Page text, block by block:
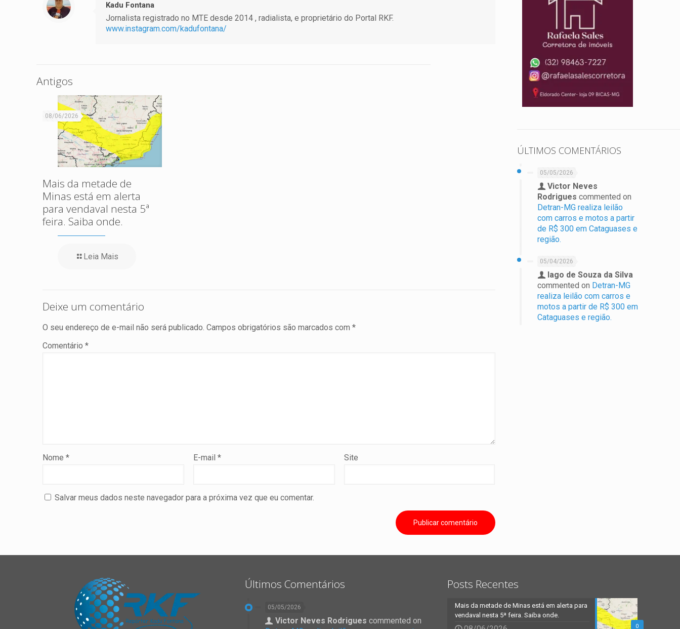
Kadu Fontana
Jornalista registrado no MTE desde 2014 , radialista, e proprietário do Portal RKF.
www.instagram.com/kadufontana/
Antigos
08/06/2026
Mais da metade de
Minas está em alerta
para vendaval nesta 5ª
feira. Saiba onde.
Leia Mais
Deixe um comentário
O seu endereço de e-mail não será publicado. Campos obrigatórios são marcados com *
Comentário *
Nome * E-mail* Site
Salvar meus dados neste navegador para a próxima vez que eu comentar.
ÚLTIMOS COMENTÁRIOS
05/05/2026
Victor Neves
Rodrigues commented on
Detran-MG realiza leilão
com carros e motos a partir
de R$ 300 em Cataguases e
região.
05/04/2026
Iago de Souza da Silva
commented on Detran-MG
realiza leilão com carros e
motos a partir de R$ 300 em
Cataguases e região.
Últimos Comentários
05/05/2026
Victor Neves Rodrigues commented on
Posts Recentes
0
Mais da metade de Minas está em alerta para
vendaval nesta 5ª feira. Saiba onde.